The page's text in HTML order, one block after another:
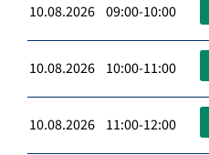
10.08.2026 09:00-10:00
10.08.2026 10:00-11:00
10.08.2026 11:00-12:00